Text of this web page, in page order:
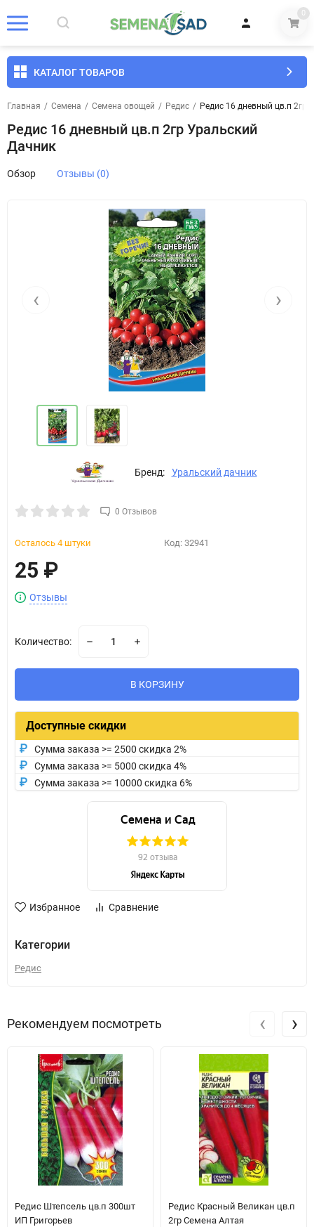
0
КАТАЛОГ ТОВАРОВ
Главная / Семена / Семена овощей / Редис / Редис 16 дневный цв.п 2гр
Редис 16 дневный цв.п 2гр Уральский
Дачник
Обзор Отзывы (0)
‹ ›
Бренд: Уральский дачник
0 Отзывов
Осталось 4 штуки Код: 32941
25 ₽
Отзывы
Количество:
В КОРЗИНУ
Доступные скидки
Сумма заказа >= 2500 скидка 2%
Сумма заказа >= 5000 скидка 4%
Сумма заказа >= 10000 скидка 6%
Избранное Сравнение
Категории
Редис
Рекомендуем посмотреть
Редис Штепсель цв.п 300шт
ИП Григорьев
Редис Красный Великан цв.п
2гр Семена Алтая
‹ ›